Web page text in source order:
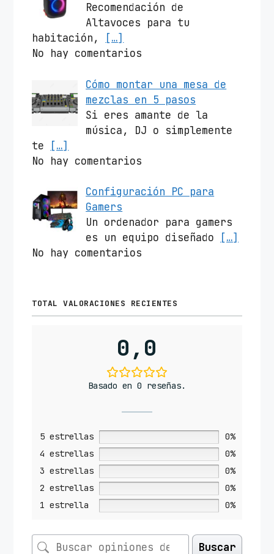
Recomendación de
Altavoces para tu
habitación,
[…]
No hay comentarios
Cómo montar una mesa de
mezclas en 5 pasos
Si eres amante de la
música, DJ o simplemente
te
[…]
No hay comentarios
Configuración PC para
Gamers
Un ordenador para gamers
es un equipo diseñado
[…]
No hay comentarios
TOTAL VALORACIONES RECIENTES
0,0
Basado en 0 reseñas.
5 estrellas
0%
4 estrellas
0%
3 estrellas
0%
2 estrellas
0%
1 estrella
0%
Buscar